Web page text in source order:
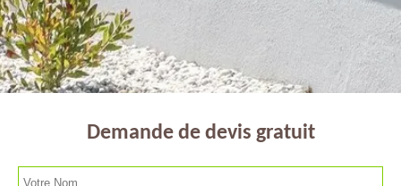
Demande de devis gratuit